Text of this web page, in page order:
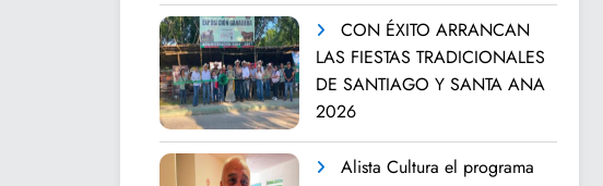
CON ÉXITO ARRANCAN
LAS FIESTAS TRADICIONALES
DE SANTIAGO Y SANTA ANA
2026
Alista Cultura el programa